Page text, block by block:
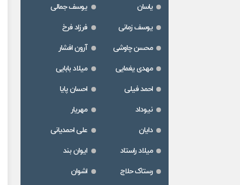
یاسان
یوسف جمالی
یوسف زمانی
فرزاد فرخ
محسن چاوشی
آرون افشار
مهدی یغمایی
میلاد بابایی
احمد فیلی
احسان پایا
نیوداد
مهریار
دایان
علی احمدیانی
میلاد راستاد
ایوان بند
رستاک حلاج
اشوان